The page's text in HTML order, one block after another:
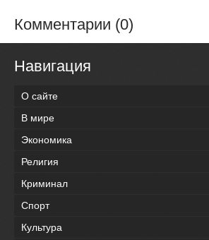
Комментарии (0)
Навигация
О сайте
В мире
Экономика
Религия
Криминал
Спорт
Культура